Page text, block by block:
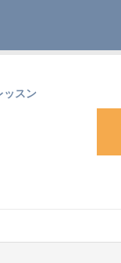
ッスン